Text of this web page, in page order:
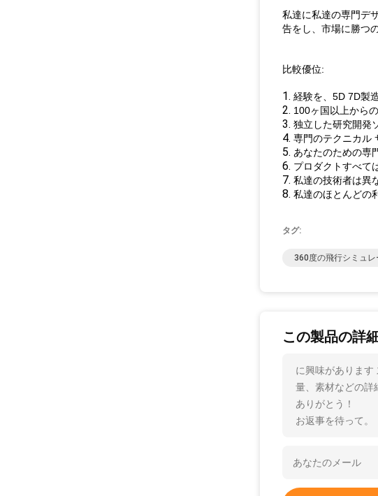
私達に私達の専門デ
告をし、市場に勝つ
比較優位:
1. 経験を、5D 7D製
2. 100ヶ国以上からの
3. 独立した研究開発
4. 専門のテクニカル
5. あなたのための専
6. プロダクトすべて
7. 私達の技術者は異
8. 私達のほとんどの
タグ:
360度の飛行シミュレ
この製品の詳
に興味があります
量、素材などの詳
ありがとう！
お返事を待って。